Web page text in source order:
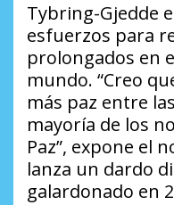
Tybring-Gjedde
esfuerzos para
prolongados en
mundo. “Creo
más paz entre
mayoría de los
Paz”, expone el
lanza un dardo
galardonado en